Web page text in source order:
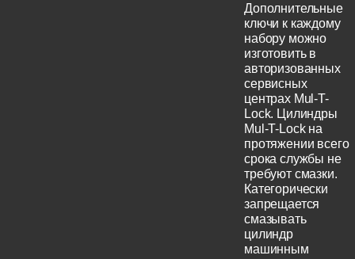
Дополнительные
ключи к каждому
набору можно
изготовить в
авторизованных
сервисных
центрах Mul-T-
Lock. Цилиндры
Mul-T-Lock на
протяжении всего
срока службы не
требуют смазки.
Категорически
запрещается
смазывать
цилиндр
машинным